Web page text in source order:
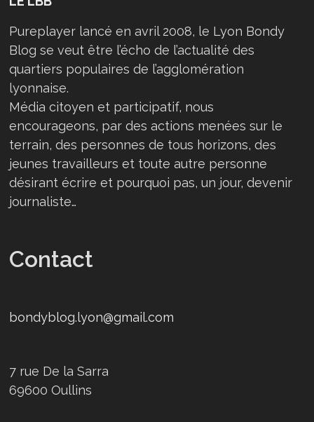
Pureplayer lancé en avril 2008, le Lyon Bondy
Blog se veut être l’écho de l’actualité des
quartiers populaires de l’agglomération
lyonnaise.
Média citoyen et participatif, nous
encourageons, par des actions menées sur le
terrain, des personnes de tous horizons, des
jeunes travailleurs et toute autre personne
désirant écrire et pourquoi pas, un jour, devenir
journaliste…
Contact
bondyblog.lyon@gmail.com
7 rue De la Sarra
69600 Oullins